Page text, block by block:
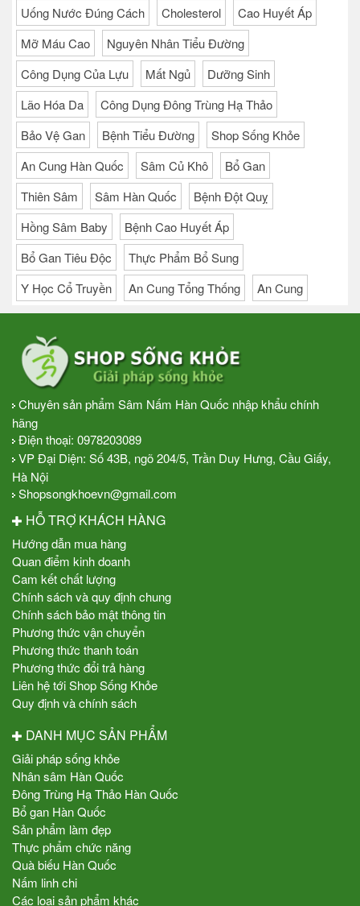
Uống Nước Đúng Cách Cholesterol
Cao Huyết Áp
Mỡ Máu Cao
Nguyên Nhân Tiểu Đường
Công Dụng Của Lựu
Mất Ngủ
Dưỡng Sinh
Lão Hóa Da
Công Dụng Đông Trùng Hạ Thảo
Bảo Vệ Gan
Bệnh Tiểu Đường
Shop Sống Khỏe
An Cung Hàn Quốc
Sâm Củ Khô
Bổ Gan
Thiên Sâm
Sâm Hàn Quốc
Bệnh Đột Quỵ
Hồng Sâm Baby
Bệnh Cao Huyết Áp
Bổ Gan Tiêu Độc
Thực Phẩm Bổ Sung
Y Học Cổ Truyền
An Cung Tổng Thống An Cung
Chuyên sản phẩm Sâm Nấm Hàn Quốc nhập khẩu chính
hãng
Điện thoại: 0978203089
VP Đại Diện: Số 43B, ngõ 204/5, Trần Duy Hưng, Cầu Giấy,
Hà Nội
Shopsongkhoevn@gmail.com
HỖ TRỢ KHÁCH HÀNG
Hướng dẫn mua hàng
Quan điểm kinh doanh
Cam kết chất lượng
Chính sách và quy định chung
Chính sách bảo mật thông tin
Phương thức vận chuyển
Phương thức thanh toán
Phương thức đổi trả hàng
Liên hệ tới Shop Sống Khỏe
Quy định và chính sách
DANH MỤC SẢN PHẨM
Giải pháp sống khỏe
Nhân sâm Hàn Quốc
Đông Trùng Hạ Thảo Hàn Quốc
Bổ gan Hàn Quốc
Sản phẩm làm đẹp
Thực phẩm chức năng
Quà biếu Hàn Quốc
Nấm linh chi
Các loại sản phẩm khác